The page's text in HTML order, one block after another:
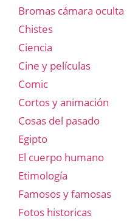
Bromas cámara oculta
Chistes
Ciencia
Cine y películas
Comic
Cortos y animación
Cosas del pasado
Egipto
El cuerpo humano
Etimología
Famosos y famosas
Fotos historicas